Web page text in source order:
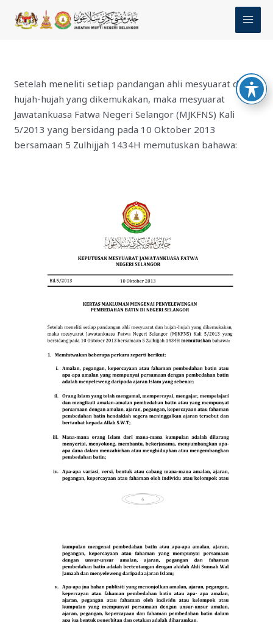
Setelah meneliti setiap pandangan ahli mesyuarat dan
hujah-hujah yang dikemukakan, maka mesyuarat
Jawatankuasa Fatwa Negeri Selangor (MJKFNS) Kali
5/2013 yang bersidang pada 10 Oktober 2013
bersamaan 5 Zulhijjah 1434H memutuskan bahawa: